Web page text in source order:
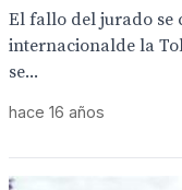
El fallo del jurado se
internacionalde la
se...
hace 16 años